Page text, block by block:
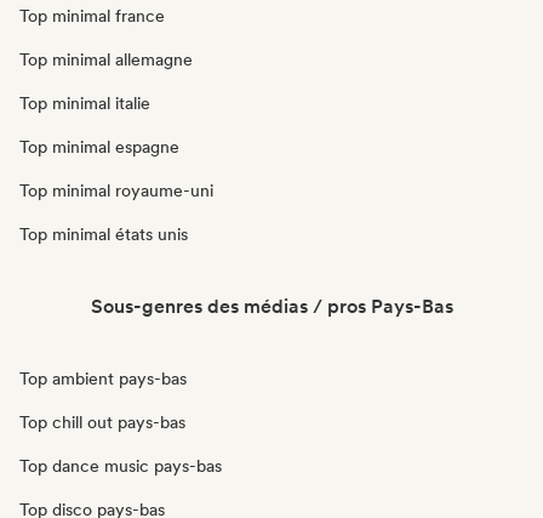
Top minimal france
Top minimal allemagne
Top minimal italie
Top minimal espagne
Top minimal royaume-uni
Top minimal états unis
Sous-genres des médias / pros Pays-Bas
Top ambient pays-bas
Top chill out pays-bas
Top dance music pays-bas
Top disco pays-bas